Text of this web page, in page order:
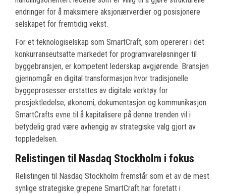
endringer for å maksimere aksjonærverdier og posisjonere
selskapet for fremtidig vekst.
For et teknologiselskap som SmartCraft, som opererer i det
konkurranseutsatte markedet for programvareløsninger til
byggebransjen, er kompetent lederskap avgjørende. Bransjen
gjennomgår en digital transformasjon hvor tradisjonelle
byggeprosesser erstattes av digitale verktøy for
prosjektledelse, økonomi, dokumentasjon og kommunikasjon.
SmartCrafts evne til å kapitalisere på denne trenden vil i
betydelig grad være avhengig av strategiske valg gjort av
toppledelsen.
Relistingen til Nasdaq Stockholm i fokus
Relistingen til Nasdaq Stockholm fremstår som et av de mest
synlige strategiske grepene SmartCraft har foretatt i